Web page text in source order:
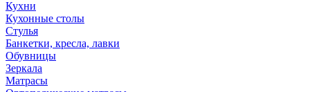
Кухни
Кухонные столы
Стулья
Банкетки, кресла, лавки
Обувницы
Зеркала
Матрасы